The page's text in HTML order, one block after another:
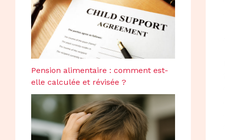
Pension alimentaire : comment est-
elle calculée et révisée ?